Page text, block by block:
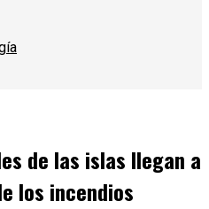
de las islas llegan a
los incendios